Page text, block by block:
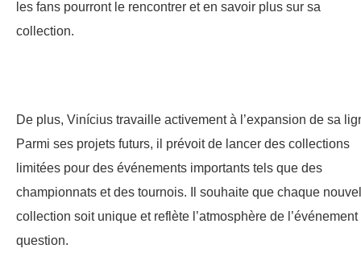
les fans pourront le rencontrer et en savoir plus sur sa
collection.
De plus, Vinícius travaille activement à l’expansion de sa
Parmi ses projets futurs, il prévoit de lancer des collections
limitées pour des événements importants tels que des
championnats et des tournois. Il souhaite que chaque
collection soit unique et reflète l’atmosphère de l’événement
question.